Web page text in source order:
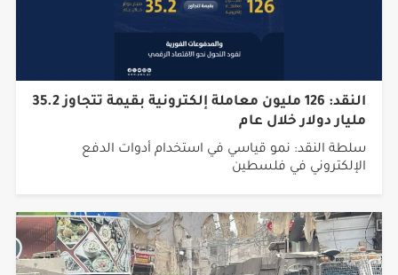
النقد: 126 مليون معاملة إلكترونية بقيمة تتجاوز 35.2
مليار دولار خلال عام
سلطة النقد: نمو قياسي في استخدام أدوات الدفع
الإلكتروني في فلسطين